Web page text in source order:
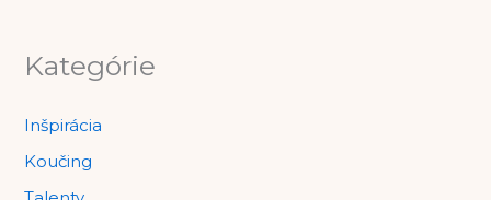
Kategórie
Inšpirácia
Koučing